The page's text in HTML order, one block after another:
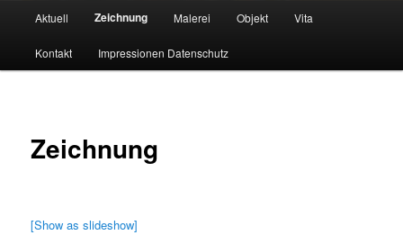
Zum
Inhalt
Aktuell Zeichnung Malerei Objekt Vita
Kontakt Impressionen Datenschutz
Zeichnung
[Show as slideshow]